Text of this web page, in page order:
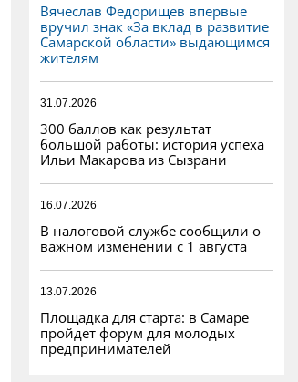
Вячеслав Федорищев впервые
вручил знак «За вклад в развитие
Самарской области» выдающимся
жителям
31.07.2026
300 баллов как результат
большой работы: история успеха
Ильи Макарова из Сызрани
16.07.2026
В налоговой службе сообщили о
важном изменении с 1 августа
13.07.2026
Площадка для старта: в Самаре
пройдет форум для молодых
предпринимателей